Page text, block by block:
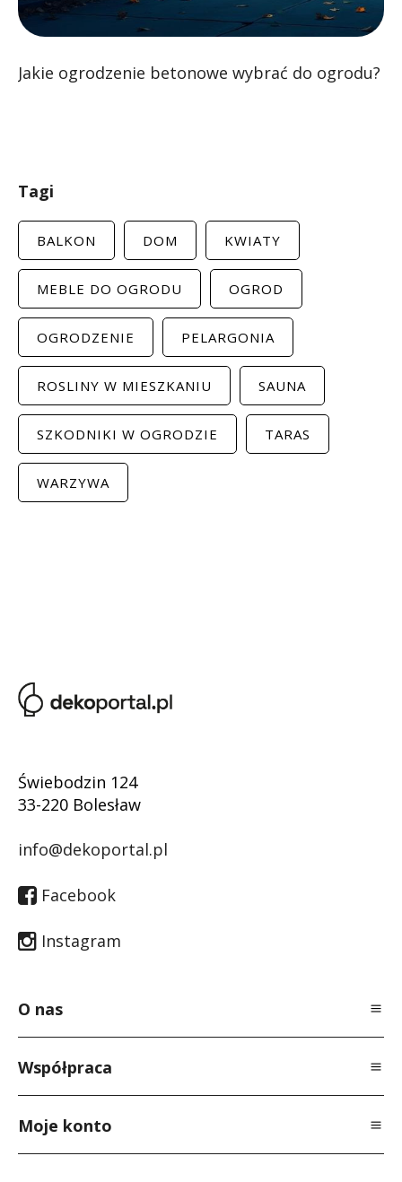
Jakie ogrodzenie betonowe wybrać do ogrodu?
Tagi
BALKON DOM KWIATY
MEBLE DO OGRODU OGROD
OGRODZENIE PELARGONIA
ROSLINY W MIESZKANIU SAUNA
SZKODNIKI W OGRODZIE TARAS
WARZYWA
Świebodzin 124
33-220 Bolesław
info@dekoportal.pl
Facebook
Instagram
O nas
Polityka prywatności
Kontakt
Współpraca
Dla producentów
Moje konto